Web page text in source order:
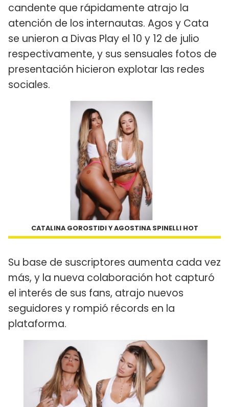
candente que rápidamente atrajo la
atención de los internautas. Agos y Cata
se unieron a Divas Play el 10 y 12 de julio
respectivamente, y sus sensuales fotos de
presentación hicieron explotar las redes
sociales.
CATALINA GOROSTIDI Y AGOSTINA SPINELLI HOT
Su base de suscriptores aumenta cada vez
más, y la nueva colaboración hot capturó
el interés de sus fans, atrajo nuevos
seguidores y rompió récords en la
plataforma.